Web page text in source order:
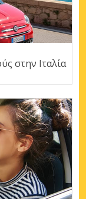
στην Ιταλία